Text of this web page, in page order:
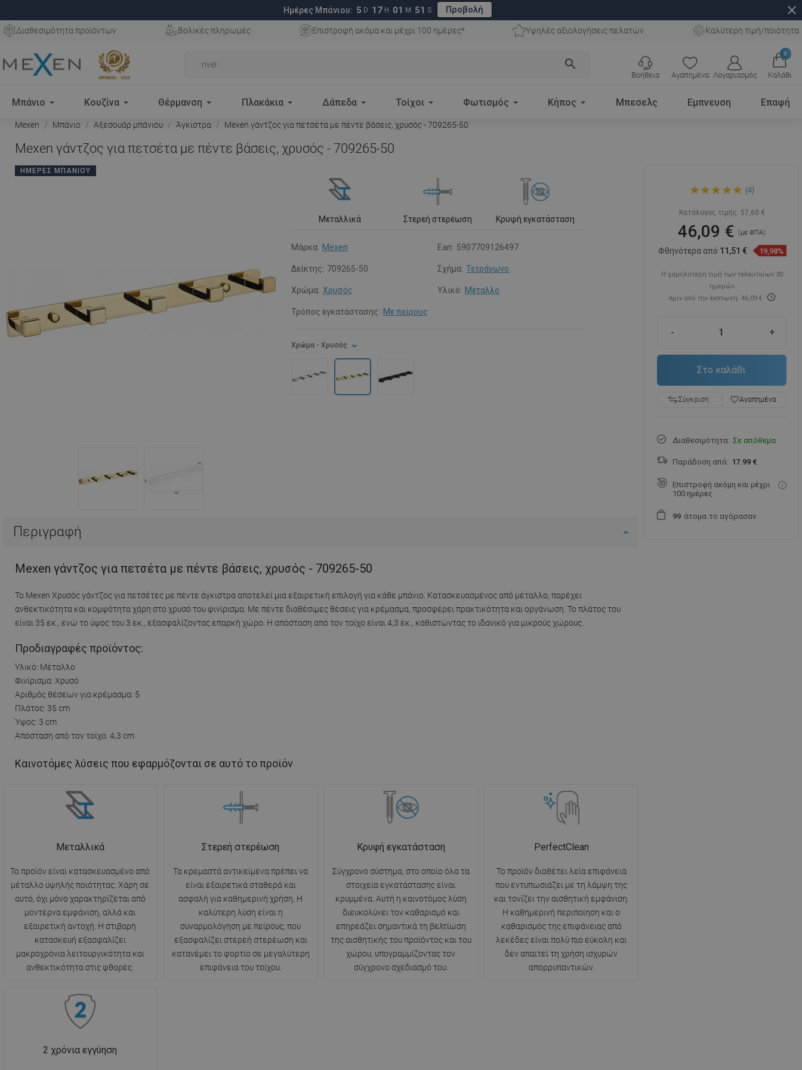
Ημέρες Μπάνιου: 5 D 17 H 01 M 50 S Προβολή close
Διαθεσιμότητα προϊόντων Βολικές πληρωμές Επιστροφή ακόμα και μέχρι 100 ημέρες* Υψηλές αξιολογήσεις πελατών Καλύτερη τιμή/ποιότητα
search
Αγαπημένα Λογαριασμός
0
Καλάθι
Βοήθεια
Μπάνιο Κουζίνα Θέρμανση Πλακάκια Δάπεδα Τοίχοι Φωτισμός Κήπος Μπεσελς Εμπνευση Επαφή
Mexen Μπάνιο Αξεσουάρ μπάνιου Άγκιστρα Mexen γάντζος για πετσέτα με πέντε βάσεις, χρυσός - 709265-50
Mexen γάντζος για πετσέτα με πέντε βάσεις, χρυσός - 709265-50
ΗΜΈΡΕΣ ΜΠΆΝΙΟΥ
Μεταλλικά Στερεή στερέωση Κρυφή εγκατάσταση
Μάρκα: Mexen Ean: 5907709126497
Δείκτης: 709265-50 Σχήμα: Τετράγωνο
Χρώμα: Χρυσός Υλικό: Μέταλλο
Τρόπος εγκατάστασης: Με πείρους
Χρώμα - Χρυσός
Περιγραφή
Mexen γάντζος για πετσέτα με πέντε βάσεις, χρυσός - 709265-50
Το Mexen Χρυσός γάντζος για πετσέτες με πέντε άγκιστρα αποτελεί μια εξαιρετική επιλογή για κάθε μπάνιο. Κατασκευασμένος από μέταλλο, παρέχει
ανθεκτικότητα και κομψότητα χάρη στο χρυσό του φινίρισμα. Με πέντε διαθέσιμες θέσεις για κρέμασμα, προσφέρει πρακτικότητα και οργάνωση. Το πλάτος του
είναι 35 εκ., ενώ το ύψος του 3 εκ., εξασφαλίζοντας επαρκή χώρο. Η απόσταση από τον τοίχο είναι 4,3 εκ., καθιστώντας το ιδανικό για μικρούς χώρους.
Προδιαγραφές προϊόντος:
Υλικό: Μέταλλο
Φινίρισμα: Χρυσό
Αριθμός θέσεων για κρέμασμα: 5
Πλάτος: 35 cm
Ύψος: 3 cm
Απόσταση από τον τοίχο: 4,3 cm
Καινοτόμες λύσεις που εφαρμόζονται σε αυτό το προϊόν
Μεταλλικά
Το προϊόν είναι κατασκευασμένο από
μέταλλο υψηλής ποιότητας. Χάρη σε
αυτό, όχι μόνο χαρακτηρίζεται από
μοντέρνα εμφάνιση, αλλά και
εξαιρετική αντοχή. Η στιβαρή
κατασκευή εξασφαλίζει
μακροχρόνια λειτουργικότητα και
ανθεκτικότητα στις φθορές.
Στερεή στερέωση
Τα κρεμαστά αντικείμενα πρέπει να
είναι εξαιρετικά σταθερά και
ασφαλή για καθημερινή χρήση. Η
καλύτερη λύση είναι η
συναρμολόγηση με πείρους, που
εξασφαλίζει στερεή στερέωση και
κατανέμει το φορτίο σε μεγαλύτερη
επιφάνεια του τοίχου.
Κρυφή εγκατάσταση
Σύγχρονο σύστημα, στο οποίο όλα τα
στοιχεία εγκατάστασης είναι
κρυμμένα. Αυτή η καινοτόμος λύση
διευκολύνει τον καθαρισμό και
επηρεάζει σημαντικά τη βελτίωση
της αισθητικής του προϊόντος και του
χώρου, υπογραμμίζοντας τον
σύγχρονο σχεδιασμό του.
PerfectClean
Το προϊόν διαθέτει λεία επιφάνεια
που εντυπωσιάζει με τη λάμψη της
και τονίζει την αισθητική εμφάνιση.
Η καθημερινή περιποίηση και ο
καθαρισμός της επιφάνειας από
λεκέδες είναι πολύ πιο εύκολη και
δεν απαιτεί τη χρήση ισχυρών
απορρυπαντικών.
2 χρόνια εγγύηση
με πέντε βάσεις, χρυσός -
(4)
Κατάλογος τιμής: 57,60 €
46,09 €(με ΦΠΑ)
Φθηνότερα από 11,51 € 19,98%
Η χαμηλότερη τιμή των τελευταίων 30
ημερών
πριν από την έκπτωση: 46,09 €
- +
Στο καλάθι
Σύγκριση favorite_borderΑγαπημένα
Διαθεσιμότητα: Σε απόθεμα
Παράδοση από: 17.99 €
Επιστροφή ακόμη και μέχρι
100 ημέρες
99 άτομα το αγόρασαν.